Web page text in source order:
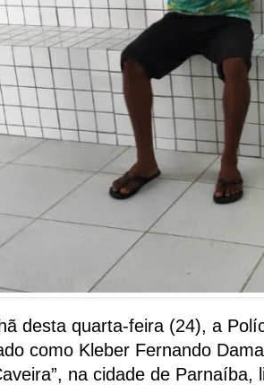
desta quarta-feira (24), a
como Kleber Fernando
na cidade de